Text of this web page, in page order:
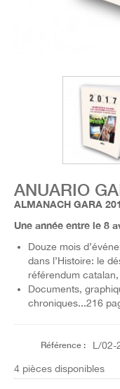
ANUARIO
ALMANACH GARA
Une année entre le 8
Douze mois
dans l’Histoire: le
référendum
Documents,
chroniques...216
Référence : L/02-
4 pièces disponibles